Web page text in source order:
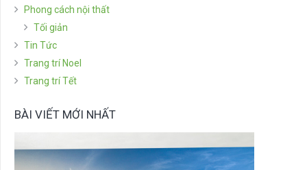
Phong cách nội thất
Tối giản
Tin Tức
Trang trí Noel
Trang trí Tết
BÀI VIẾT MỚI NHẤT